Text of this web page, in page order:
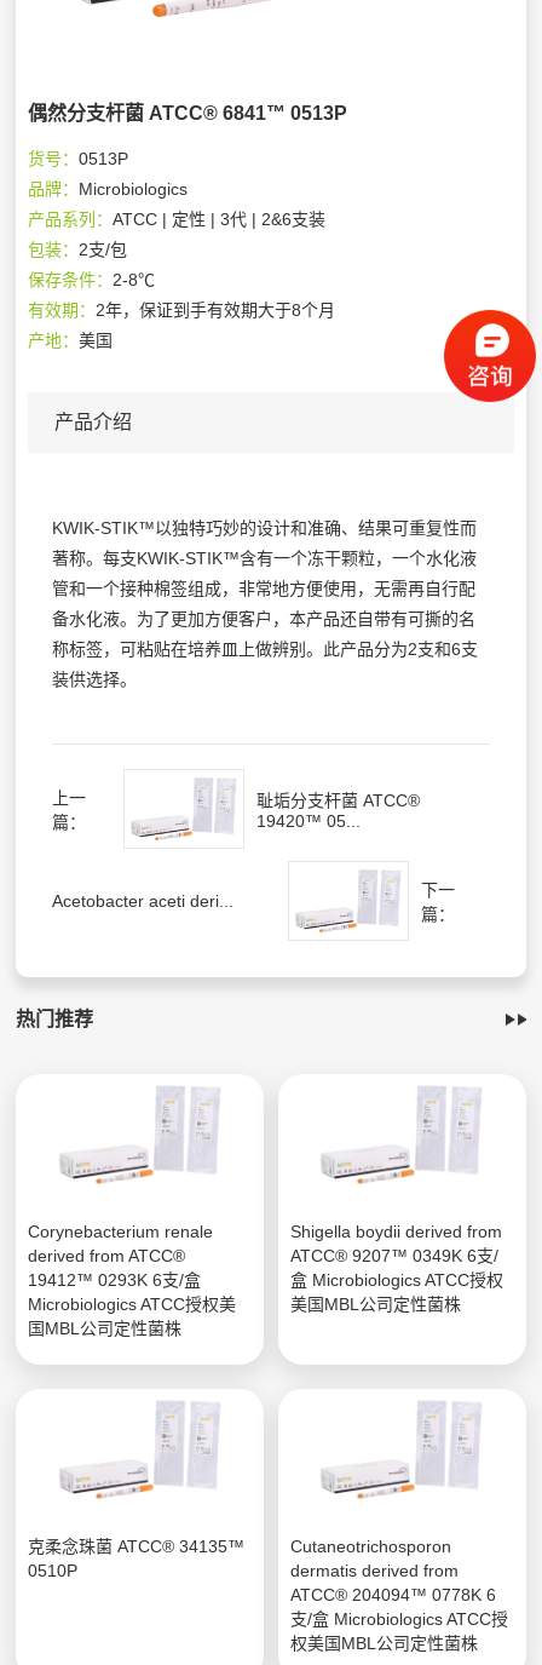
偶然分支杆菌 ATCC® 6841™ 0513P
货号：0513P
品牌： Microbiologics
产品系列：ATCC | 定性 | 3代 | 2&6支装
包装： 2支/包
保存条件： 2-8℃
有效期： 2年，保证到手有效期大于8个月
产地：美国
产品介绍
KWIK-STIK™以独特巧妙的设计和准确、结果可重复性而
著称。每支KWIK-STIK™含有一个冻干颗粒，一个水化液
管和一个接种棉签组成，非常地方便使用，无需再自行配
备水化液。为了更加方便客户，本产品还自带有可撕的名
称标签，可粘贴在培养皿上做辨别。此产品分为2支和6支
装供选择。
上一
篇：
耻垢分支杆菌 ATCC®
19420™ 05...
Acetobacter aceti deri...
下一
篇：
热门推荐
Corynebacterium renale
derived from ATCC®
19412™ 0293K 6支/盒
Microbiologics ATCC授权美
国MBL公司定性菌株
Shigella boydii derived from
ATCC® 9207™ 0349K 6支/
盒 Microbiologics ATCC授权
美国MBL公司定性菌株
克柔念珠菌 ATCC® 34135™
0510P
Cutaneotrichosporon
dermatis derived from
ATCC® 204094™ 0778K 6
支/盒 Microbiologics ATCC授
权美国MBL公司定性菌株